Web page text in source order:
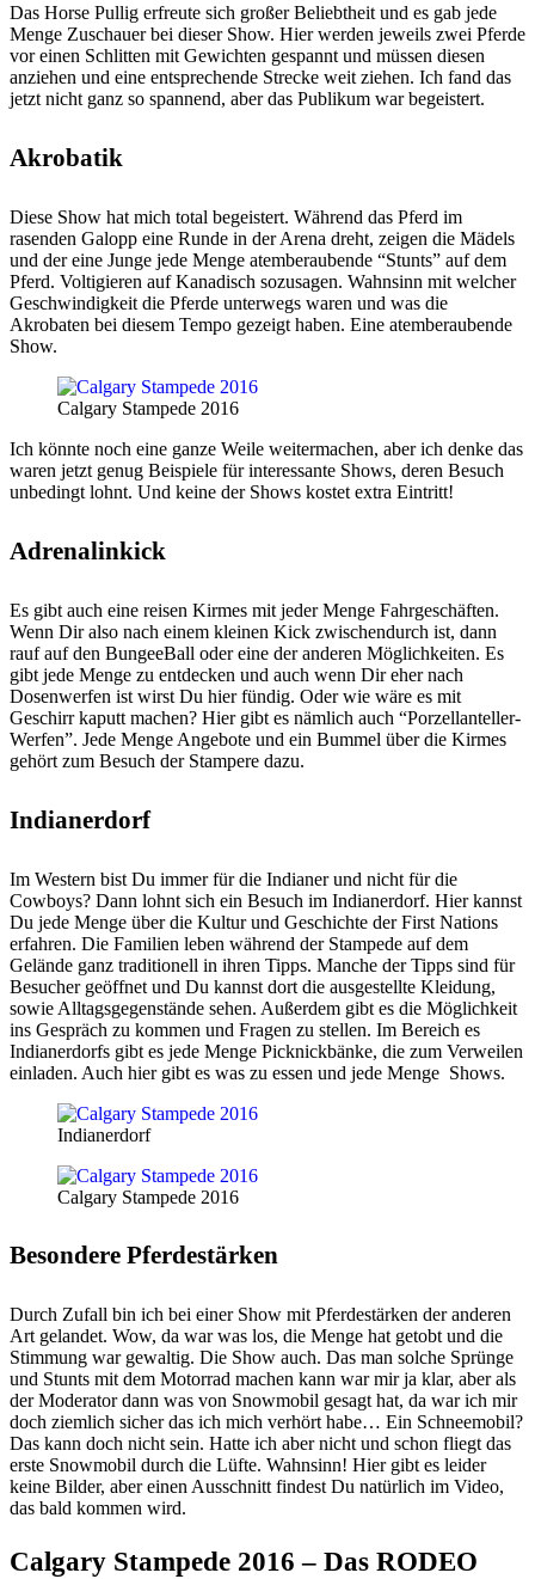
Das Horse Pullig erfreute sich großer Beliebtheit und es gab jede
Menge Zuschauer bei dieser Show. Hier werden jeweils zwei Pferde
vor einen Schlitten mit Gewichten gespannt und müssen diesen
anziehen und eine entsprechende Strecke weit ziehen. Ich fand das
jetzt nicht ganz so spannend, aber das Publikum war begeistert.
Akrobatik
Diese Show hat mich total begeistert. Während das Pferd im
rasenden Galopp eine Runde in der Arena dreht, zeigen die Mädels
und der eine Junge jede Menge atemberaubende “Stunts” auf dem
Pferd. Voltigieren auf Kanadisch sozusagen. Wahnsinn mit welcher
Geschwindigkeit die Pferde unterwegs waren und was die
Akrobaten bei diesem Tempo gezeigt haben. Eine atemberaubende
Show.
Calgary Stampede 2016
Ich könnte noch eine ganze Weile weitermachen, aber ich denke das
waren jetzt genug Beispiele für interessante Shows, deren Besuch
unbedingt lohnt. Und keine der Shows kostet extra Eintritt!
Adrenalinkick
Es gibt auch eine reisen Kirmes mit jeder Menge Fahrgeschäften.
Wenn Dir also nach einem kleinen Kick zwischendurch ist, dann
rauf auf den BungeeBall oder eine der anderen Möglichkeiten. Es
gibt jede Menge zu entdecken und auch wenn Dir eher nach
Dosenwerfen ist wirst Du hier fündig. Oder wie wäre es mit
Geschirr kaputt machen? Hier gibt es nämlich auch “Porzellanteller-
Werfen”. Jede Menge Angebote und ein Bummel über die Kirmes
gehört zum Besuch der Stampere dazu.
Indianerdorf
Im Western bist Du immer für die Indianer und nicht für die
Cowboys? Dann lohnt sich ein Besuch im Indianerdorf. Hier kannst
Du jede Menge über die Kultur und Geschichte der First Nations
erfahren. Die Familien leben während der Stampede auf dem
Gelände ganz traditionell in ihren Tipps. Manche der Tipps sind für
Besucher geöffnet und Du kannst dort die ausgestellte Kleidung,
sowie Alltagsgegenstände sehen. Außerdem gibt es die Möglichkeit
ins Gespräch zu kommen und Fragen zu stellen. Im Bereich es
Indianerdorfs gibt es jede Menge Picknickbänke, die zum Verweilen
einladen. Auch hier gibt es was zu essen und jede Menge Shows.
Indianerdorf
Calgary Stampede 2016
Besondere Pferdestärken
Durch Zufall bin ich bei einer Show mit Pferdestärken der anderen
Art gelandet. Wow, da war was los, die Menge hat getobt und die
Stimmung war gewaltig. Die Show auch. Das man solche Sprünge
und Stunts mit dem Motorrad machen kann war mir ja klar, aber als
der Moderator dann was von Snowmobil gesagt hat, da war ich mir
doch ziemlich sicher das ich mich verhört habe… Ein Schneemobil?
Das kann doch nicht sein. Hatte ich aber nicht und schon fliegt das
erste Snowmobil durch die Lüfte. Wahnsinn! Hier gibt es leider
keine Bilder, aber einen Ausschnitt findest Du natürlich im Video,
das bald kommen wird.
Calgary Stampede 2016 – Das RODEO